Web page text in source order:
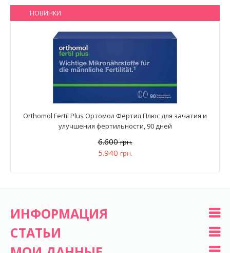
НОВИНКИ
Orthomol Fertil Plus Ортомол Фертил Плюс для зачатия и
улучшения фертильности, 90 дней
6.600грн.
5.940 грн.
ИНФОРМАЦИЯ
СТАТЬИ